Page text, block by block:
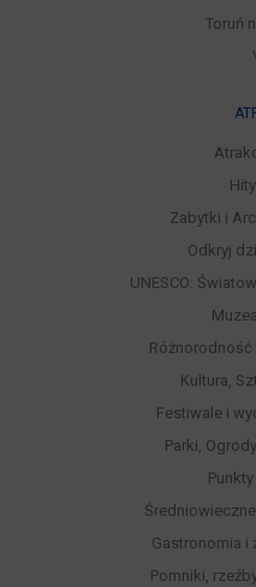
Toruń
Zabytki i
Odkryj
UNESCO:
Różnorodność
Kultura,
Festiwale i
Parki,
Gastronomia i
Pomniki,